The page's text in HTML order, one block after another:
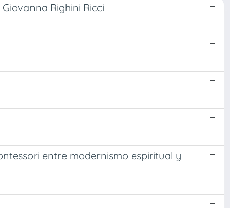
Righini Ricci
entre modernismo espiritual y